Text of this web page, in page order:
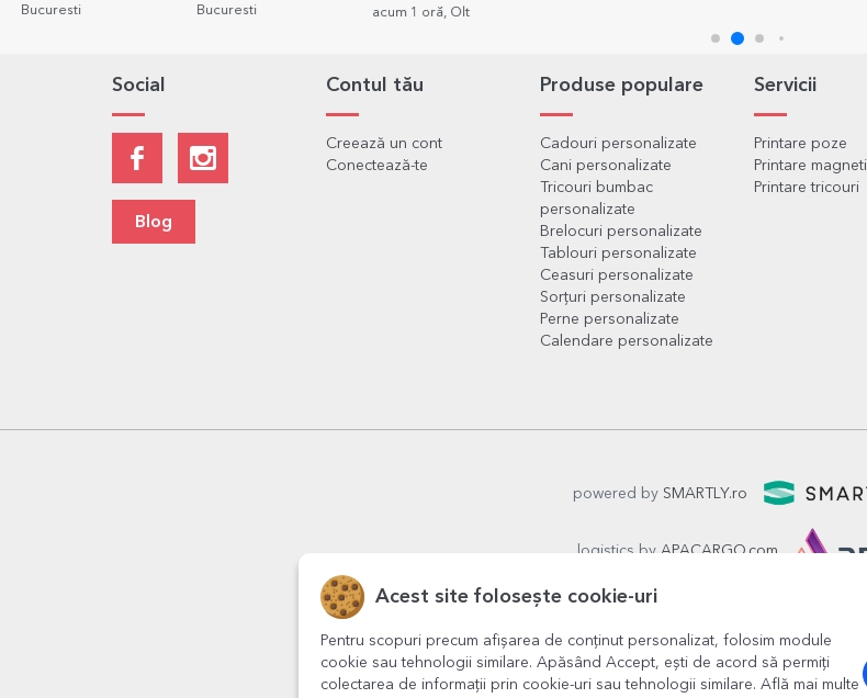
Bucuresti
Bucuresti
acum 1 oră, Olt
Social
Blog
Contul tău
Creează un cont
Conectează-te
Produse populare
Cadouri personalizate
Cani personalizate
Tricouri bumbac
personalizate
Brelocuri personalizate
Tablouri personalizate
Ceasuri personalizate
Sorțuri personalizate
Perne personalizate
Calendare personalizate
Servicii
Printare poze
Printare magneti
Printare tricouri
powered by SMARTLY.ro
logistics by APACARGO.com
Acest site folosește cookie-uri
Pentru scopuri precum afișarea de conținut personalizat, folosim module
cookie sau tehnologii similare. Apăsând Accept, ești de acord să permiți
colectarea de informații prin cookie-uri sau tehnologii similare. Află mai multe